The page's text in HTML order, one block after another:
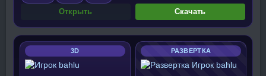
Открыть Скачать
3D РАЗВЕРТКА